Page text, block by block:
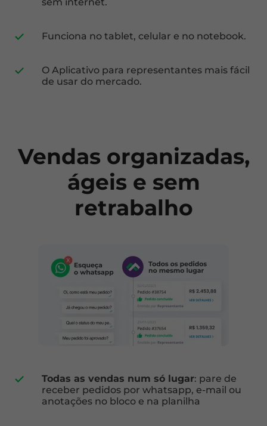
Funciona no tablet, celular e no notebook.
O Aplicativo para representantes mais fácil
de usar do mercado.
Vendas organizadas,
ágeis e sem
retrabalho
Todas as vendas num só lugar: pare de
receber pedidos por whatsapp, e-mail ou
anotações no bloco e na planilha